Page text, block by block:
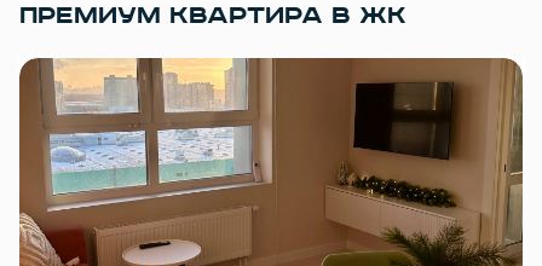
ПРЕМИУМ КВАРТИРА В ЖК